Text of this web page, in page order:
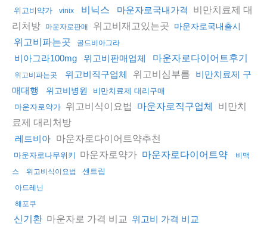
위고비약가 vinix 비닉스 마운자로국내가격
비만치료제 대
리처방
마운자로판매 위고비재고있는곳 마운자로국내출시
위고비파는곳 골드비아그라
비아그라100mg 위고비판매업체 마운자로다이어트후기
위고비파는곳 위고비직구업체 위고비심부름
비만치료제 구
매대행
위고비병원
비만치료제 대리구매
마운자로약가 위고비식이요법 마운자로직구업체
비만치
료제 대리처방
레트비아 마운자로다이어트약추천
마운자로나무위키 마운자로약가 마운자로다이어트약
비맥
스
위고비식이요법 센트립
아드레닌
해포쿠
신기환 마운자로 가격 비교 위고비 가격 비교